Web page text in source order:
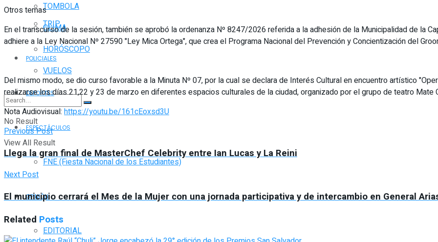
TOMBOLA
CLIMA
HORÓSCOPO
VUELOS
No Result
View All Result
TRIP
POLICIALES
DEPORTES
ESPECTÁCULOS
FNE (Fiesta Nacional de los Estudiantes)
OPINIÓN
EDITORIAL
Otros temas
En el transcurso de la sesión, también se aprobó la ordenanza Nº 8247/2026 referida a la adhesión de la Municipalidad de la
adhiere a la Ley Nacional Nº 27590 "Ley Mica Ortega", que crea el Programa Nacional del Prevención y Concientización del
Del mismo modo, se dio curso favorable a la Minuta Nº 07, por la cual se declara de Interés Cultural en encuentro artístico
realizarse los días 21,22 y 23 de marzo en diferentes espacios culturales de la ciudad, organizado por el grupo de teatro Mate
Nota Audiovisual: https://youtu.be/161cEoxsd3U
Previous Post
Llega la gran final de MasterChef Celebrity entre Ian Lucas y La Reini
Next Post
El municipio cerrará el Mes de la Mujer con una jornada participativa y de intercambio en General
Related Posts